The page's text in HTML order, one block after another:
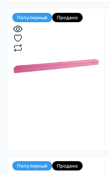
Популярный Продано
Популярный Продано